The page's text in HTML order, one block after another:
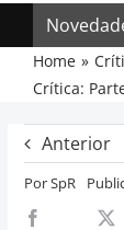
Inicio
Actual
Artículos
Crítica
Previos de
Home
Crítica:
Anterior
PorSpR